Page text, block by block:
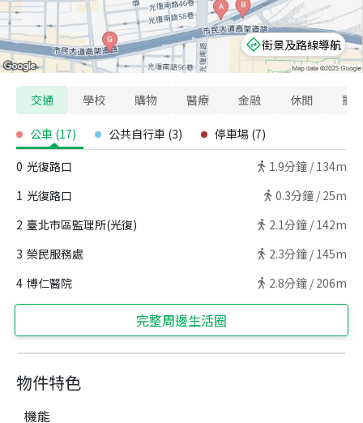
物件特色
機能
街景及路線導航
交通 學校 購物 醫療 金融 休閒 寵
公車 (17) 公共自行車 (3) 停車場 (7)
0 光復路口 1.9分鐘 / 134m
1 光復路口 0.3分鐘 / 25m
2 臺北市區監理所(光復) 2.1分鐘 / 142m
3 榮民服務處 2.3分鐘 / 145m
4 博仁醫院 2.8分鐘 / 206m
完整周邊生活圈